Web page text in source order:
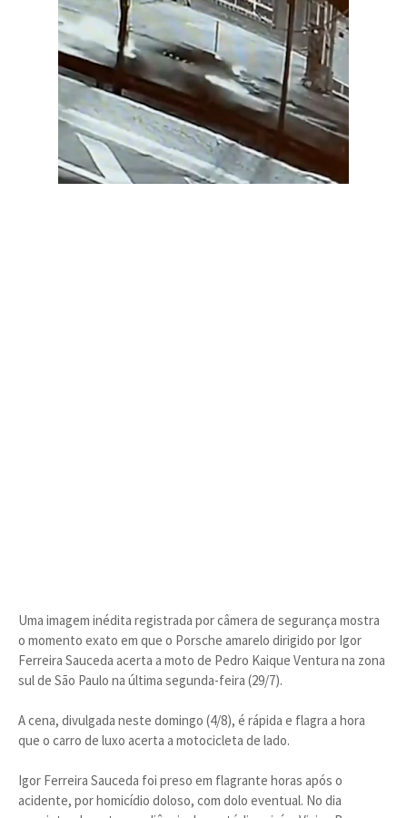
Uma imagem inédita registrada por câmera de segurança mostra
o momento exato em que o Porsche amarelo dirigido por Igor
Ferreira Sauceda acerta a moto de Pedro Kaique Ventura na zona
sul de São Paulo na última segunda-feira (29/7).
A cena, divulgada neste domingo (4/8), é rápida e flagra a hora
que o carro de luxo acerta a motocicleta de lado.
Igor Ferreira Sauceda foi preso em flagrante horas após o
acidente, por homicídio doloso, com dolo eventual. No dia